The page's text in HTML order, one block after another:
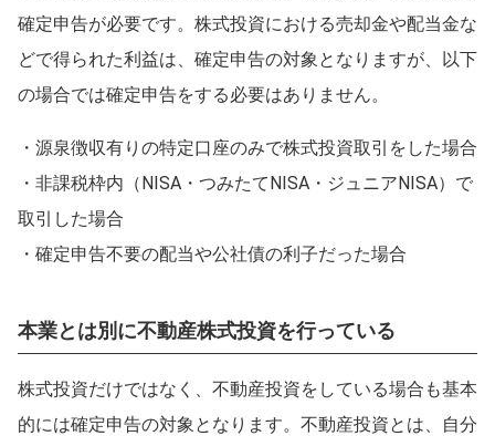
確定申告が必要です。株式投資における売却金や配当金な
どで得られた利益は、確定申告の対象となりますが、以下
の場合では確定申告をする必要はありません。
・源泉徴収有りの特定口座のみで株式投資取引をした場合
・非課税枠内（NISA・つみたてNISA・ジュニアNISA）で
取引した場合
・確定申告不要の配当や公社債の利子だった場合
本業とは別に不動産株式投資を行っている
株式投資だけではなく、不動産投資をしている場合も基本
的には確定申告の対象となります。不動産投資とは、自分